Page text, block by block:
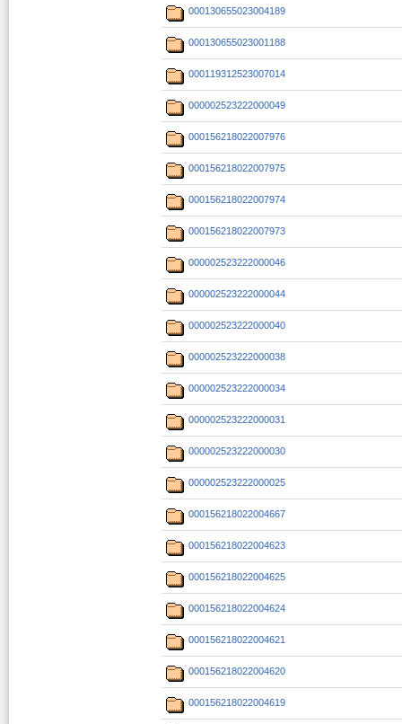
000130655023004189
000130655023001188
000119312523007014
000002523222000049
000156218022007976
000156218022007975
000156218022007974
000156218022007973
000002523222000046
000002523222000044
000002523222000040
000002523222000038
000002523222000034
000002523222000031
000002523222000030
000002523222000025
000156218022004667
000156218022004623
000156218022004625
000156218022004624
000156218022004621
000156218022004620
000156218022004619